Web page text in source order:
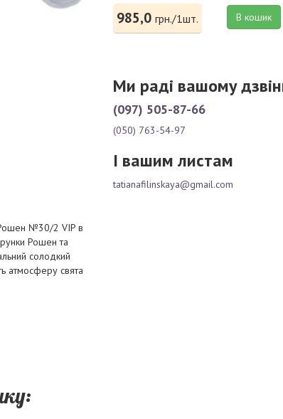
№30/2 VIP в
Рошен та
солодкий
атмосферу свята
985,0 грн./1шт. В кошик
Ми раді вашому
(097) 505-87-66
(050) 763-54-97
І вашим листам
tatianafilinskaya@gmail.com